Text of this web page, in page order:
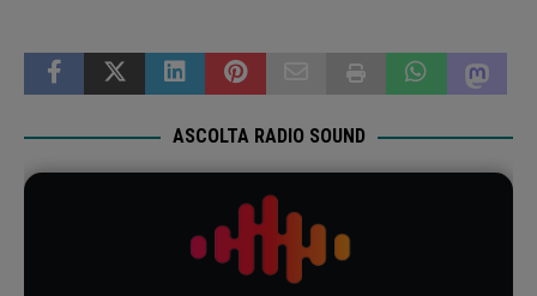
ASCOLTA RADIO SOUND